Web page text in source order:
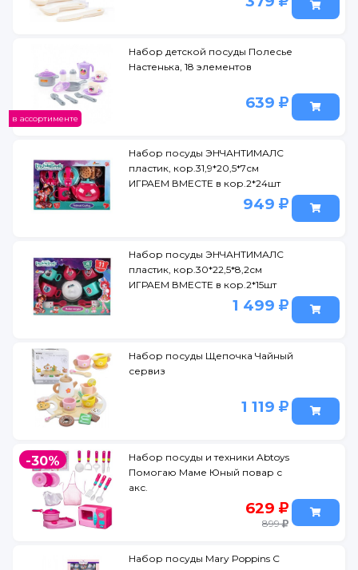
в ассортименте
Набор детской посуды Полесье
Настенька, 18 элементов
639
Набор посуды ЭНЧАНТИМАЛС
пластик, кор.31,9*20,5*7см
ИГРАЕМ ВМЕСТЕ в кор.2*24шт
949
Набор посуды ЭНЧАНТИМАЛС
пластик, кор.30*22,5*8,2см
ИГРАЕМ ВМЕСТЕ в кор.2*15шт
1 499
Набор посуды Щепочка Чайный
сервиз
1 119
-30%
Набор посуды и техники Abtoys
Помогаю Маме Юный повар с
акс.
629
899
Набор посуды Mary Poppins С